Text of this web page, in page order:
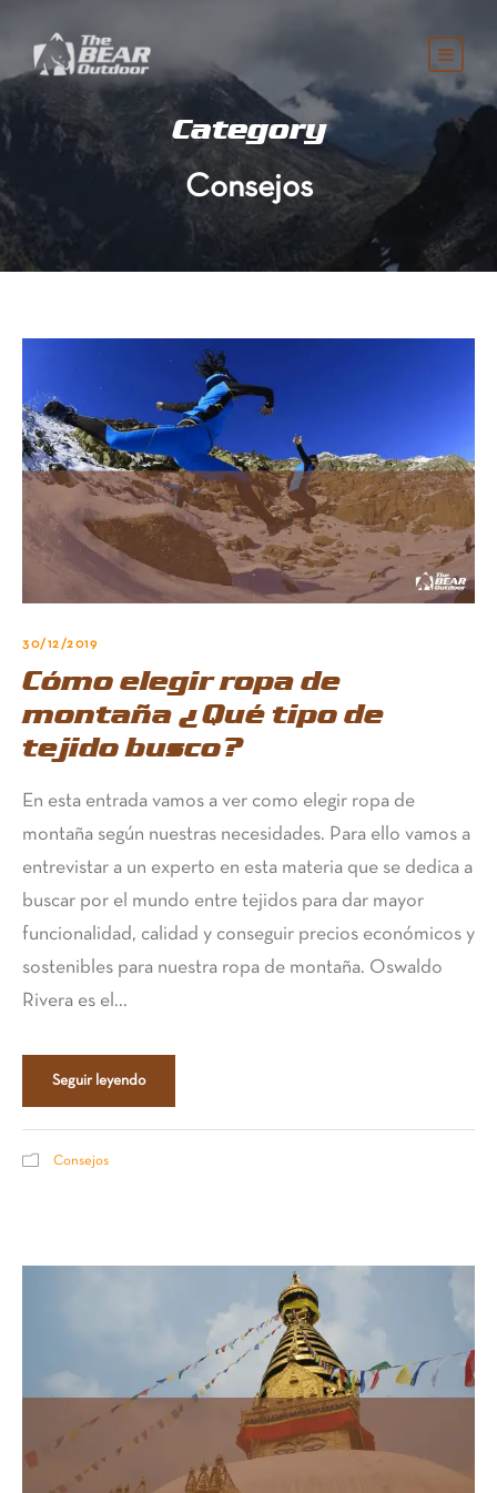
Category
Consejos
30/12/2019
Cómo elegir ropa de
montaña ¿Qué tipo de
tejido busco?
En esta entrada vamos a ver como elegir ropa de
montaña según nuestras necesidades. Para ello vamos a
entrevistar a un experto en esta materia que se dedica a
buscar por el mundo entre tejidos para dar mayor
funcionalidad, calidad y conseguir precios económicos y
sostenibles para nuestra ropa de montaña. Oswaldo
Rivera es el...
Seguir leyendo
Consejos